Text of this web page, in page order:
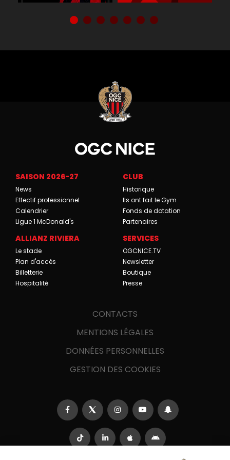
SAISON 2026-27
News
Effectif professionnel
Calendrier
Ligue 1 McDonald's
CLUB
Historique
Ils ont fait le Gym
Fonds de dotation
Partenaires
ALLIANZ RIVIERA
Le stade
Plan d'accès
Billetterie
Hospitalité
SERVICES
OGCNICE.TV
Newsletter
Boutique
Presse
CONTACTS
MENTIONS LÉGALES
DONNÉES PERSONNELLES
GESTION DES COOKIES